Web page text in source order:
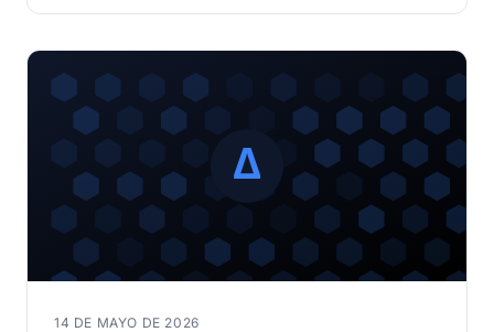
14 DE MAYO DE 2026